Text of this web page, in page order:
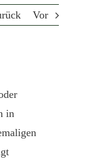
Vor
in